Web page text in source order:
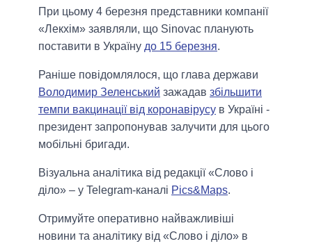
При цьому 4 березня представники компанії
«Лекхім» заявляли, що Sinovac планують
поставити в Україну до 15 березня.
Раніше повідомлялося, що глава держави
Володимир Зеленський зажадав збільшити
темпи вакцинації від коронавірусу в Україні -
президент запропонував залучити для цього
мобільні бригади.
Візуальна аналітика від редакції «Слово і
діло» – у Telegram-каналі Pics&Maps.
Отримуйте оперативно найважливіші
новини та аналітику від «Слово і діло» в